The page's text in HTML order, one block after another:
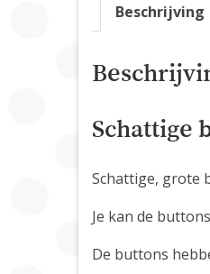
Beschrijving
Schattige
Schattige, grote
Je kan de
De buttons